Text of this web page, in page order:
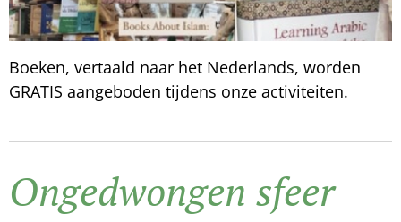
Boeken, vertaald naar het Nederlands, worden
GRATIS aangeboden tijdens onze activiteiten.
Ongedwongen sfeer